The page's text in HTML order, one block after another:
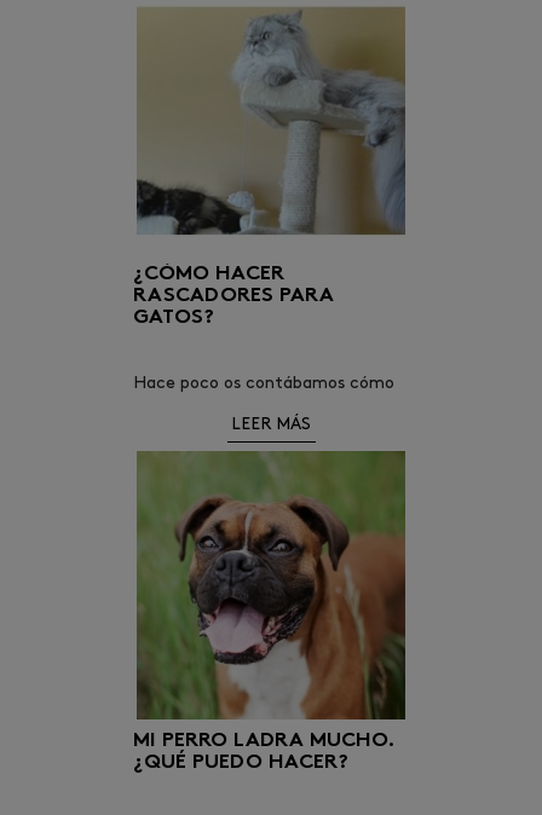
¿CÓMO HACER
RASCADORES PARA
GATOS?
Hace poco os contábamos cómo
casa y te enseñábamos cómo cuid
LEER MÁS
MI PERRO LADRA MUCHO.
¿QUÉ PUEDO HACER?